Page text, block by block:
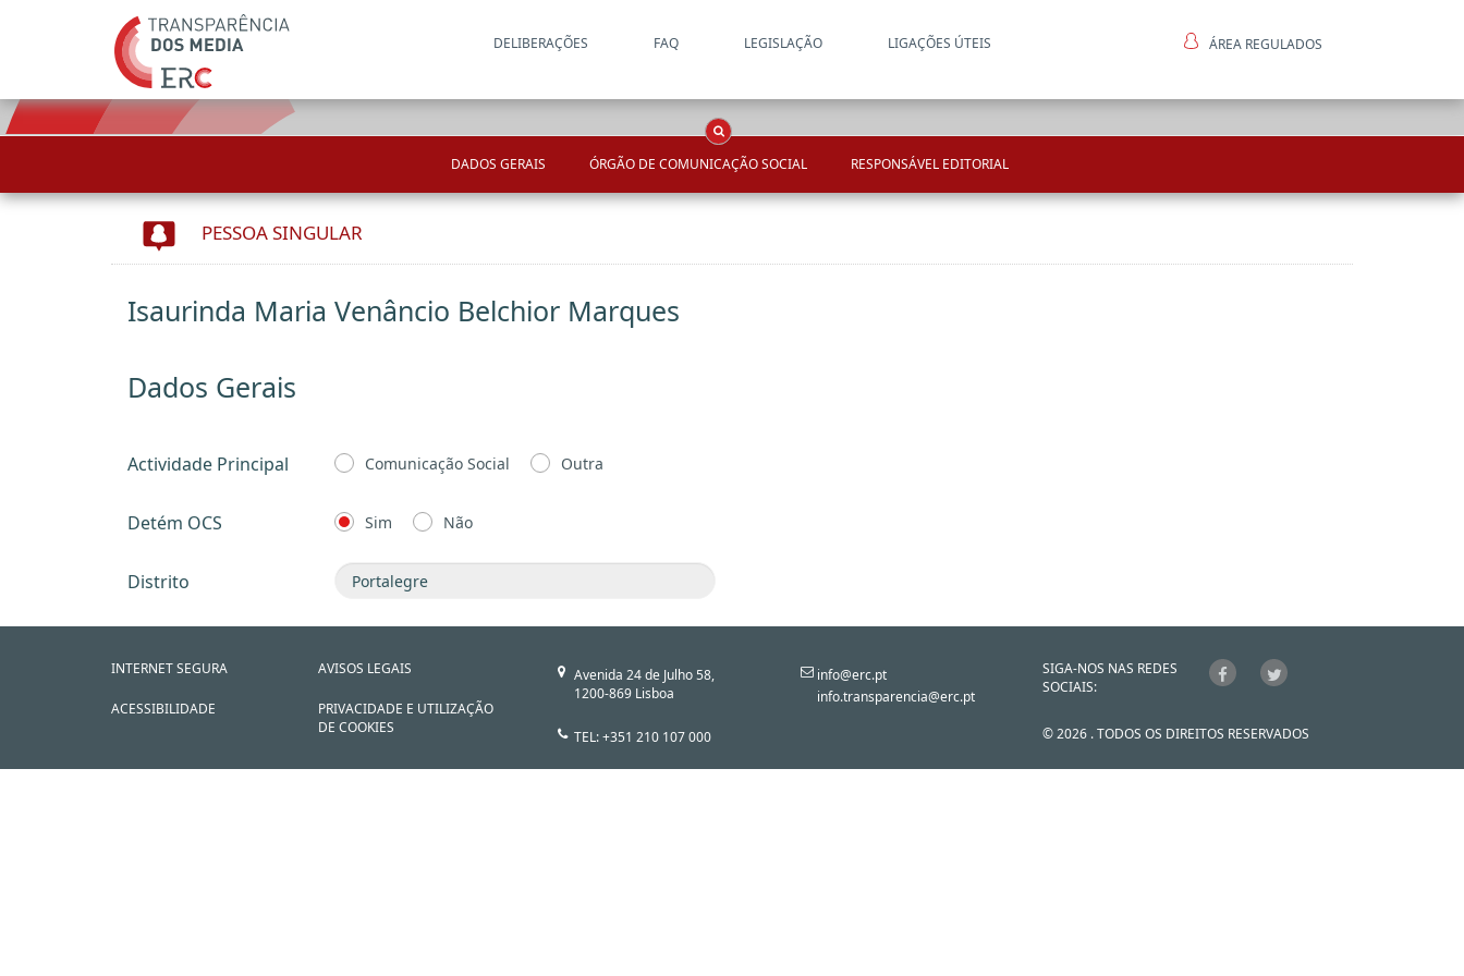
DELIBERAÇÕES FAQ LEGISLAÇÃO LIGAÇÕES ÚTEIS ÁREA REGULADOS
DADOS GERAIS ÓRGÃO DE COMUNICAÇÃO SOCIAL RESPONSÁVEL EDITORIAL
PESSOA SINGULAR
Isaurinda Maria Venâncio Belchior Marques
Dados Gerais
Actividade Principal Comunicação Social Outra
Detém OCS Sim Não
Distrito
INTERNET SEGURA
ACESSIBILIDADE
AVISOS LEGAIS
PRIVACIDADE E UTILIZAÇÃO
DE COOKIES
Avenida 24 de Julho 58,
1200-869 Lisboa
TEL: +351 210 107 000
info@erc.pt
info.transparencia@erc.pt
SIGA-NOS NAS REDES
SOCIAIS:
© 2026 . TODOS OS DIREITOS RESERVADOS